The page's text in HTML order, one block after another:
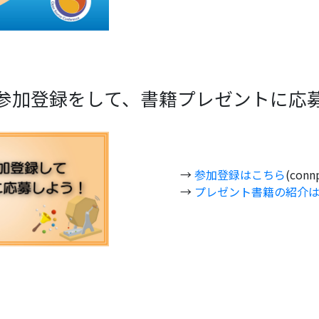
加登録をして、書籍プレゼントに応
→参加登録はこちら
→ プレゼント書籍の紹介